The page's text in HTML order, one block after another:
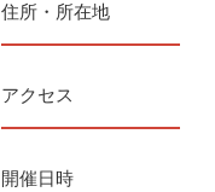
住所・所在地
アクセス
開催日時